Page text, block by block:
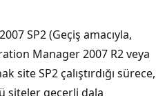
SP2 (Geçiş amacıyla,
Manager 2007 R2 veya
site SP2 çalıştırdığı sürece,
siteler geçerli dala